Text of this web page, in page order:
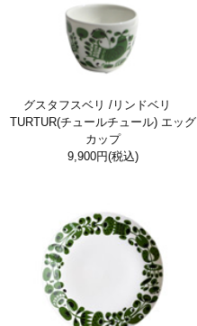
グスタフスベリ /リンドベリ
TURTUR(チュールチュール) エッグ
カップ
9,900円(税込)